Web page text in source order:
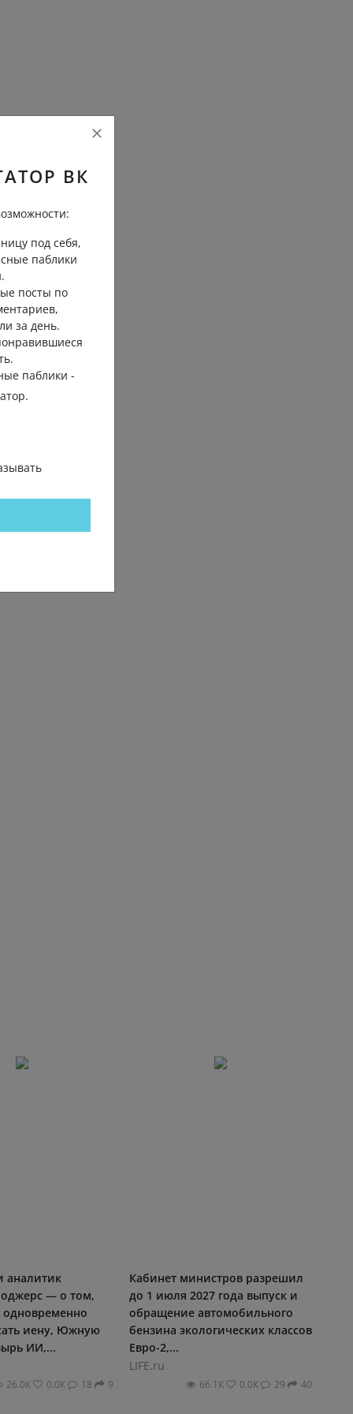
аналитик
— о том,
иену, Южную
ИИ,...
26.0К 0.0К 18 9
Кабинет министров разрешил
до 1 июля 2027 года выпуск и
обращение автомобильного
бензина экологических классов
Евро-2,...
LIFE.ru
66.1К 0.0К 29 40
ВК
под себя,
паблики
посты по
за день.
паблики -